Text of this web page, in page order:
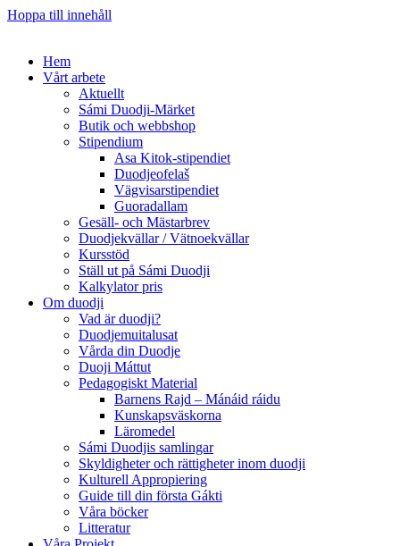
Hoppa till innehåll
Hem
Vårt arbete
Aktuellt
Sámi Duodji-Märket
Butik och webbshop
Stipendium
Asa Kitok-stipendiet
Duodjeofelaš
Vägvisarstipendiet
Guoradallam
Gesäll- och Mästarbrev
Duodjekvällar / Vätnoekvällar
Kursstöd
Ställ ut på Sámi Duodji
Kalkylator pris
Om duodji
Vad är duodji?
Duodjemuitalusat
Vårda din Duodje
Duoji Máttut
Pedagogiskt Material
Barnens Rajd – Mánáid ráidu
Kunskapsväskorna
Läromedel
Sámi Duodjis samlingar
Skyldigheter och rättigheter inom duodji
Kulturell Appropiering
Guide till din första Gákti
Våra böcker
Litteratur